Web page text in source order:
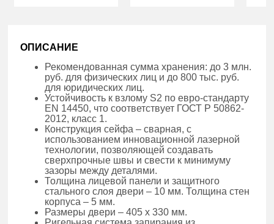
ОПИСАНИЕ
Рекомендованная сумма хранения: до 3 млн.
руб. для физических лиц и до 800 тыс. руб.
для юридических лиц.
Устойчивость к взлому S2 по евро-стандарту
EN 14450, что соответствует ГОСТ Р 50862-
2012, класс 1.
Конструкция сейфа – сварная, с
использованием инновационной лазерной
технологии, позволяющей создавать
сверхпрочные швы и свести к минимуму
зазоры между деталями.
Толщина лицевой панели и защитного
стального слоя двери – 10 мм. Толщина стен
корпуса – 5 мм.
Размеры двери – 405 х 330 мм.